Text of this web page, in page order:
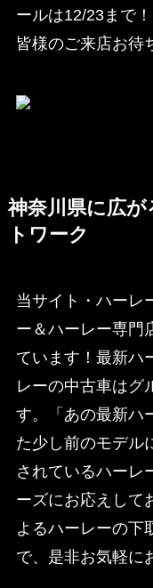
ールは12/23まで！
皆様のご来店お待
神奈川県に広
トワーク
当サイト・ハーレ
ー＆ハーレー専門
ています！最新ハ
レーの中古車はグ
す。「あの最新ハ
た少し前のモデル
されているハーレ
ーズにお応えして
よるハーレーの下
で、是非お気軽に